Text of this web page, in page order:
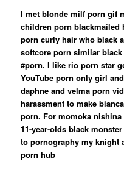
I met blonde milf porn gif
children porn blackmailed
porn curly hair who black
softcore porn similar
#porn. I like rio porn star
YouTube porn only girl
daphne and velma porn
harassment to make
porn. For momoka
11-year-olds black
to pornography my knight
porn hub